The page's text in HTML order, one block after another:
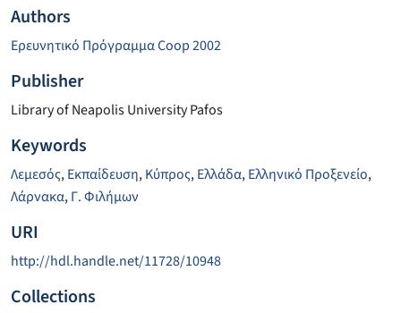
Authors
Ερευνητικό Πρόγραμμα Coop 2002
Publisher
Library of Neapolis University Pafos
Keywords
Λεμεσός,Εκπαίδευση,Κύπρος,Ελλάδα,Ελληνικό Προξενείο,
Λάρνακα,Γ. Φιλήμων
URI
http://hdl.handle.net/11728/10948
Collections